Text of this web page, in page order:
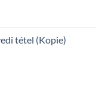
tétel (Kopie)